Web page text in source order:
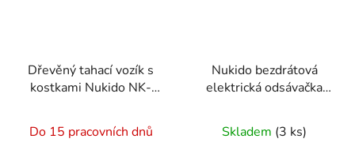
Dřevěný tahací vozík s
kostkami Nukido NK-
hračka pro rozvoj
motoriky
Do 15 pracovních dnů
Nukido bezdrátová
elektrická odsávačka
podložkou, 3 fáze,
USB‑C, bez BPA
Skladem (3 ks)